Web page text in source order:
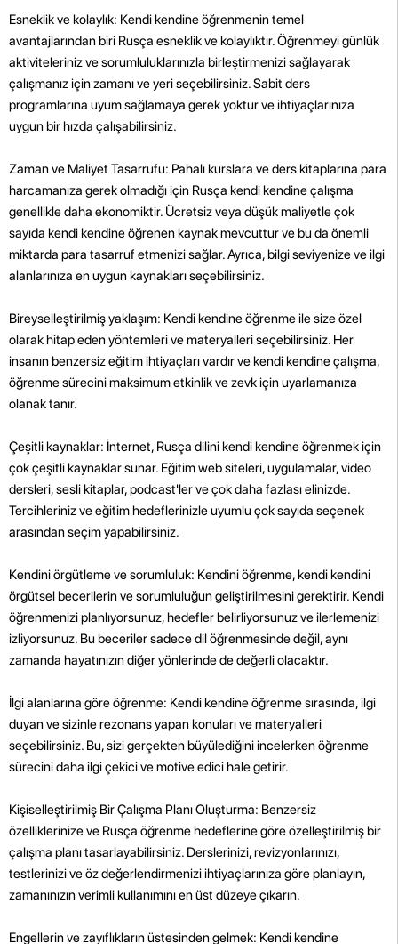
Esneklik ve kolaylık: Kendi kendine öğrenmenin temel
avantajlarından biri Rusça esneklik ve kolaylıktır. Öğrenmeyi günlük
aktiviteleriniz ve sorumluluklarınızla birleştirmenizi sağlayarak
çalışmanız için zamanı ve yeri seçebilirsiniz. Sabit ders
programlarına uyum sağlamaya gerek yoktur ve ihtiyaçlarınıza
uygun bir hızda çalışabilirsiniz.
Zaman ve Maliyet Tasarrufu: Pahalı kurslara ve ders kitaplarına para
harcamanıza gerek olmadığı için Rusça kendi kendine çalışma
genellikle daha ekonomiktir. Ücretsiz veya düşük maliyetle çok
sayıda kendi kendine öğrenen kaynak mevcuttur ve bu da önemli
miktarda para tasarruf etmenizi sağlar. Ayrıca, bilgi seviyenize ve ilgi
alanlarınıza en uygun kaynakları seçebilirsiniz.
Bireyselleştirilmiş yaklaşım: Kendi kendine öğrenme ile size özel
olarak hitap eden yöntemleri ve materyalleri seçebilirsiniz. Her
insanın benzersiz eğitim ihtiyaçları vardır ve kendi kendine çalışma,
öğrenme sürecini maksimum etkinlik ve zevk için uyarlamanıza
olanak tanır.
Çeşitli kaynaklar: İnternet, Rusça dilini kendi kendine öğrenmek için
çok çeşitli kaynaklar sunar. Eğitim web siteleri, uygulamalar, video
dersleri, sesli kitaplar, podcast'ler ve çok daha fazlası elinizde.
Tercihleriniz ve eğitim hedeflerinizle uyumlu çok sayıda seçenek
arasından seçim yapabilirsiniz.
Kendini örgütleme ve sorumluluk: Kendini öğrenme, kendi kendini
örgütsel becerilerin ve sorumluluğun geliştirilmesini gerektirir. Kendi
öğrenmenizi planlıyorsunuz, hedefler belirliyorsunuz ve ilerlemenizi
izliyorsunuz. Bu beceriler sadece dil öğrenmesinde değil, aynı
zamanda hayatınızın diğer yönlerinde de değerli olacaktır.
İlgi alanlarına göre öğrenme: Kendi kendine öğrenme sırasında, ilgi
duyan ve sizinle rezonans yapan konuları ve materyalleri
seçebilirsiniz. Bu, sizi gerçekten büyülediğini incelerken öğrenme
sürecini daha ilgi çekici ve motive edici hale getirir.
Kişiselleştirilmiş Bir Çalışma Planı Oluşturma: Benzersiz
özelliklerinize ve Rusça öğrenme hedeflerine göre özelleştirilmiş bir
çalışma planı tasarlayabilirsiniz. Derslerinizi, revizyonlarınızı,
testlerinizi ve öz değerlendirmenizi ihtiyaçlarınıza göre planlayın,
zamanınızın verimli kullanımını en üst düzeye çıkarın.
Engellerin ve zayıflıkların üstesinden gelmek: Kendi kendine